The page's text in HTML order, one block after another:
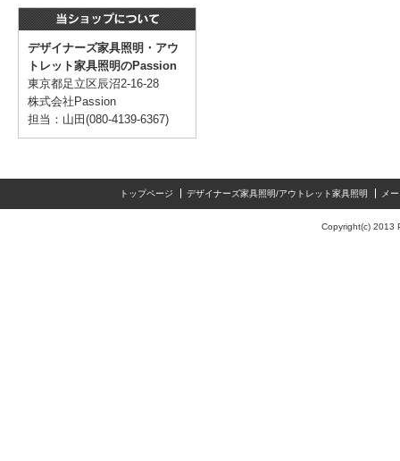
デザイナーズ家具照明・アウ
トレット家具照明のPassion
東京都足立区辰沼2-16-28
株式会社Passion
担当：山田(080-4139-6367)
トップページ デザイナーズ家具照明/アウトレット家具照明 メ
Copyright(c) 2013